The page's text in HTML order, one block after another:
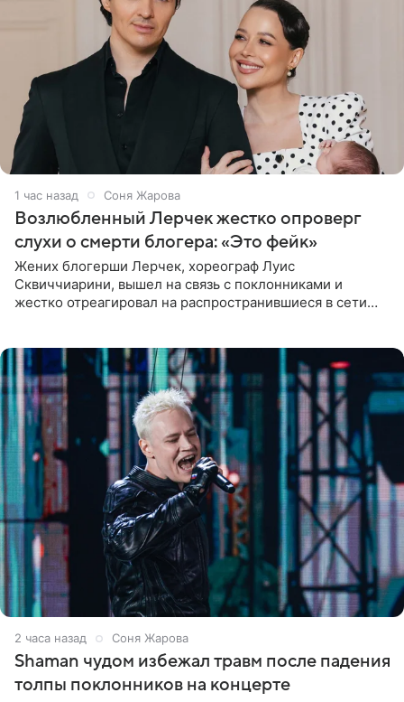
1 час назад Соня Жарова
Возлюбленный Лерчек жестко опроверг
слухи о смерти блогера: «Это фейк»
Жених блогерши Лерчек, хореограф Луис
Сквиччиарини, вышел на связь с поклонниками и
жестко отреагировал на распространившиеся в сети
2 часа назад Соня Жарова
Shaman чудом избежал травм после падения
толпы поклонников на концерте